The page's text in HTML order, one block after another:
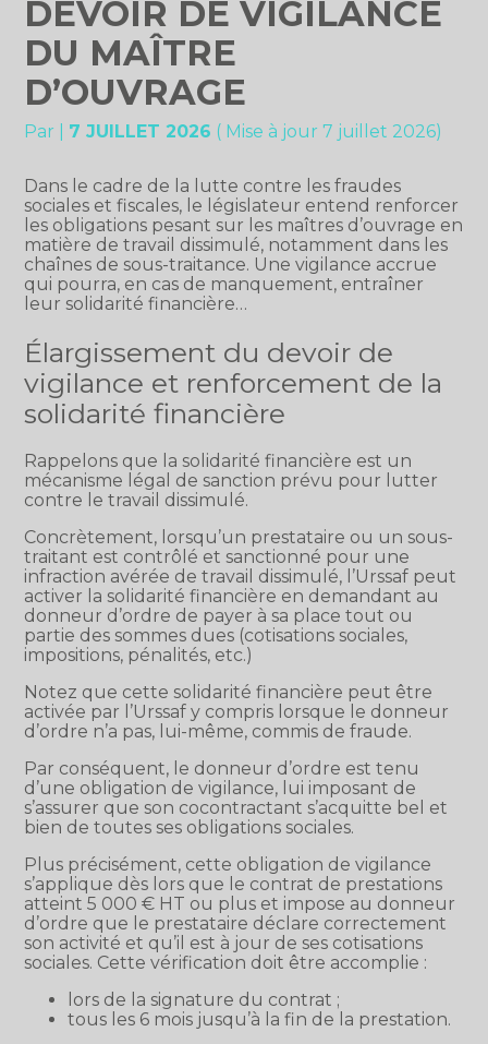
DEVOIR DE VIGILANCE
DU MAÎTRE
D’OUVRAGE
Par 7 JUILLET 2026 ( Mise à jour 7 juillet 2026)
Dans le cadre de la lutte contre les fraudes
sociales et fiscales, le législateur entend renforcer
les obligations pesant sur les maîtres d’ouvrage en
matière de travail dissimulé, notamment dans les
chaînes de sous-traitance. Une vigilance accrue
qui pourra, en cas de manquement, entraîner
leur solidarité financière…
Élargissement du devoir de
vigilance et renforcement de la
solidarité financière
Rappelons que la solidarité financière est un
mécanisme légal de sanction prévu pour lutter
contre le travail dissimulé.
Concrètement, lorsqu’un prestataire ou un sous-
traitant est contrôlé et sanctionné pour une
infraction avérée de travail dissimulé, l’Urssaf peut
activer la solidarité financière en demandant au
donneur d’ordre de payer à sa place tout ou
partie des sommes dues (cotisations sociales,
impositions, pénalités, etc.)
Notez que cette solidarité financière peut être
activée par l’Urssaf y compris lorsque le donneur
d’ordre n’a pas, lui-même, commis de fraude.
Par conséquent, le donneur d’ordre est tenu
d’une obligation de vigilance, lui imposant de
s’assurer que son cocontractant s’acquitte bel et
bien de toutes ses obligations sociales.
Plus précisément, cette obligation de vigilance
s’applique dès lors que le contrat de prestations
atteint 5 000 € HT ou plus et impose au donneur
d’ordre que le prestataire déclare correctement
son activité et qu’il est à jour de ses cotisations
sociales. Cette vérification doit être accomplie :
lors de la signature du contrat ;
tous les 6 mois jusqu’à la fin de la prestation.